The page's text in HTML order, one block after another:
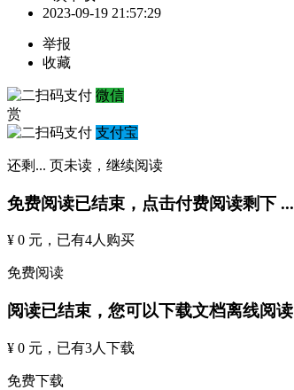
2023-09-19 21:57:29
举报
收藏
微信
赏
支付宝
还剩 ... 页未读， 继续阅读
免费阅读已结束，点击付费阅读剩下 ...
¥ 0 元 ，已有4人购买
免费阅读
阅读已结束，您可以下载文档离线阅读
¥ 0 元 ，已有3人下载
免费下载